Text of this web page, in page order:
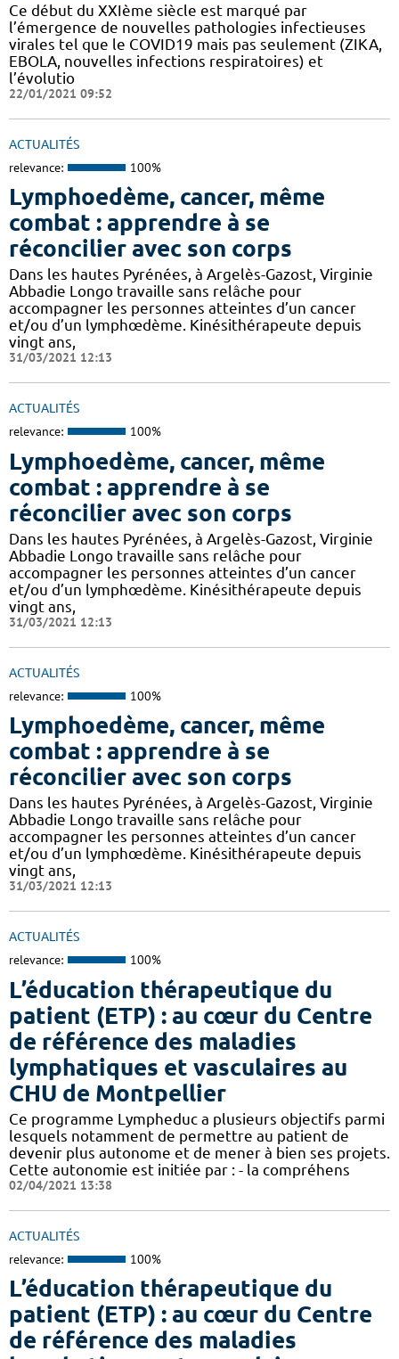
Ce début du XXIème siècle est marqué par
l’émergence de nouvelles pathologies infectieuses
virales tel que le COVID19 mais pas seulement (ZIKA,
EBOLA, nouvelles infections respiratoires) et
l’évolutio
22/01/2021 09:52
ACTUALITÉS
relevance: 100%
Lymphoedème, cancer, même
combat : apprendre à se
réconcilier avec son corps
Dans les hautes Pyrénées, à Argelès-Gazost, Virginie
Abbadie Longo travaille sans relâche pour
accompagner les personnes atteintes d’un cancer
et/ou d’un lymphœdème. Kinésithérapeute depuis
vingt ans,
31/03/2021 12:13
ACTUALITÉS
relevance: 100%
Lymphoedème, cancer, même
combat : apprendre à se
réconcilier avec son corps
Dans les hautes Pyrénées, à Argelès-Gazost, Virginie
Abbadie Longo travaille sans relâche pour
accompagner les personnes atteintes d’un cancer
et/ou d’un lymphœdème. Kinésithérapeute depuis
vingt ans,
31/03/2021 12:13
ACTUALITÉS
relevance: 100%
Lymphoedème, cancer, même
combat : apprendre à se
réconcilier avec son corps
Dans les hautes Pyrénées, à Argelès-Gazost, Virginie
Abbadie Longo travaille sans relâche pour
accompagner les personnes atteintes d’un cancer
et/ou d’un lymphœdème. Kinésithérapeute depuis
vingt ans,
31/03/2021 12:13
ACTUALITÉS
relevance: 100%
L’éducation thérapeutique du
patient (ETP) : au cœur du Centre
de référence des maladies
lymphatiques et vasculaires au
CHU de Montpellier
Ce programme Lympheduc a plusieurs objectifs parmi
lesquels notamment de permettre au patient de
devenir plus autonome et de mener à bien ses projets.
Cette autonomie est initiée par : - la compréhens
02/04/2021 13:38
ACTUALITÉS
relevance: 100%
L’éducation thérapeutique du
patient (ETP) : au cœur du Centre
de référence des maladies